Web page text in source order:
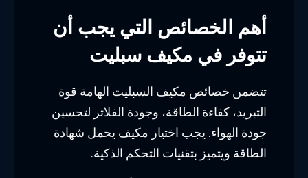
أهم الخصائص التي يجب أن
تتوفر في مكيف سبليت
تتضمن خصائص مكيف السبليت الهامة قوة
التبريد، كفاءة الطاقة، وجودة الفلاتر لتحسين
جودة الهواء. يجب اختيار مكيف يحمل شهادة
الطاقة ويتميز بتقنيات التحكم الذكية.